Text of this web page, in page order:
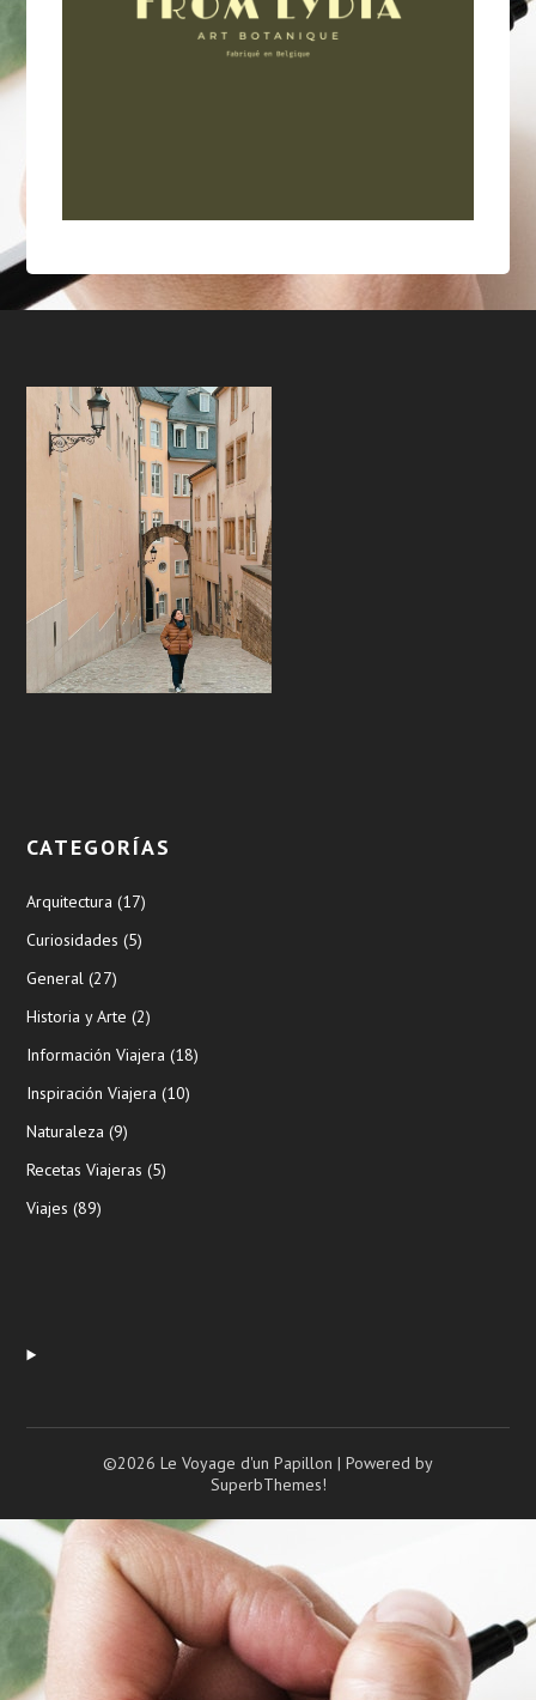
CATEGORÍAS
Arquitectura (17)
Curiosidades (5)
General (27)
Historia y Arte (2)
Información Viajera (18)
Inspiración Viajera (10)
Naturaleza (9)
Recetas Viajeras (5)
Viajes (89)
©2026 Le Voyage d'un Papillon | Powered by
SuperbThemes!